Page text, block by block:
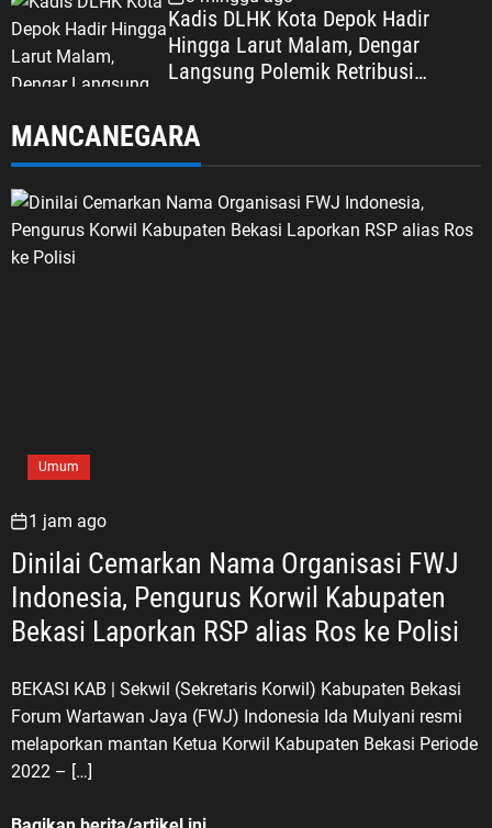
Kadis DLHK Kota Depok Hadir
Hingga Larut Malam, Dengar
Langsung Polemik Retribusi
MANCANEGARA
Umum
1 jam ago
Dinilai Cemarkan Nama Organisasi FWJ
Indonesia, Pengurus Korwil Kabupaten
Bekasi Laporkan RSP alias Ros ke Polisi
BEKASI KAB | Sekwil (Sekretaris Korwil) Kabupaten Bekasi
Forum Wartawan Jaya (FWJ) Indonesia Ida Mulyani resmi
melaporkan mantan Ketua Korwil Kabupaten Bekasi Periode
2022 – […]